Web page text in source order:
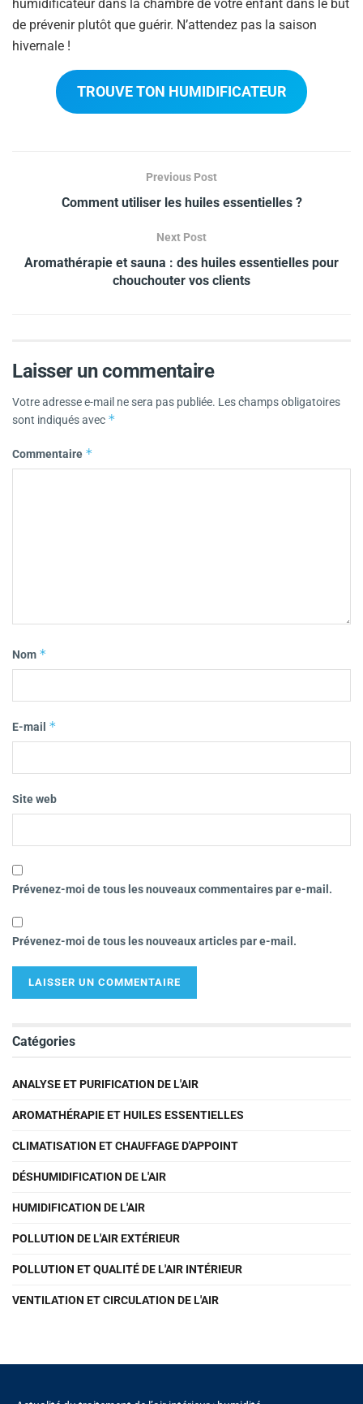
humidificateur dans la chambre de votre enfant dans le but
de prévenir plutôt que guérir. N’attendez pas la saison
hivernale !
TROUVE TON HUMIDIFICATEUR
Previous Post
Comment utiliser les huiles essentielles ?
Next Post
Aromathérapie et sauna : des huiles essentielles pour
chouchouter vos clients
Laisser un commentaire
Votre adresse e-mail ne sera pas publiée. Les champs obligatoires
sont indiqués avec *
Commentaire *
Nom *
E-mail *
Site web
Prévenez-moi de tous les nouveaux commentaires par e-mail.
Prévenez-moi de tous les nouveaux articles par e-mail.
Catégories
ANALYSE ET PURIFICATION DE L'AIR
AROMATHÉRAPIE ET HUILES ESSENTIELLES
CLIMATISATION ET CHAUFFAGE D'APPOINT
DÉSHUMIDIFICATION DE L'AIR
HUMIDIFICATION DE L'AIR
POLLUTION DE L'AIR EXTÉRIEUR
POLLUTION ET QUALITÉ DE L'AIR INTÉRIEUR
VENTILATION ET CIRCULATION DE L'AIR